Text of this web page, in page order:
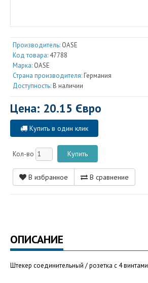
Производитель: OASE
Код товара: 47788
Марка: OASE
Страна производителя: Германия
Доступность: В наличии
Цена: 20.15 Євро
Купить в один клик
Кол-во
В избранное В сравнение
ОПИСАНИЕ
Штекер соединительный / розетка с 4 винтами